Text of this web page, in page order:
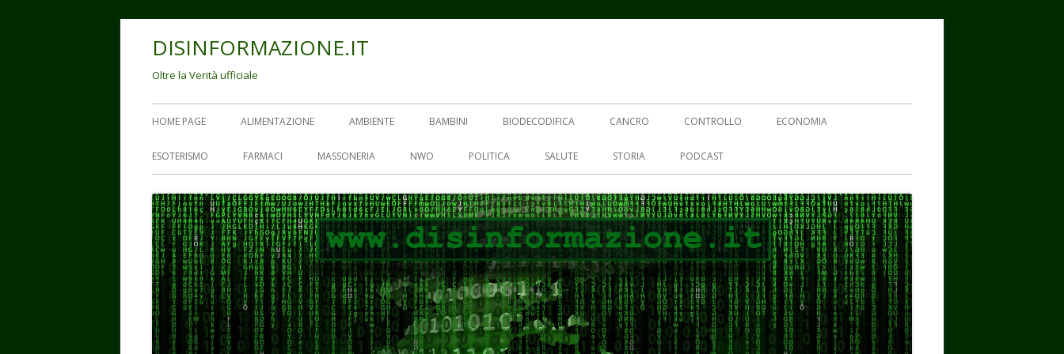
DISINFORMAZIONE.IT
Oltre la Verità ufficiale
Menu
principale
HOME PAGE ALIMENTAZIONE AMBIENTE BAMBINI BIODECODIFICA CANCRO CONTROLLO ECONOMIA
ESOTERISMO FARMACI MASSONERIA NWO POLITICA SALUTE STORIA PODCAST